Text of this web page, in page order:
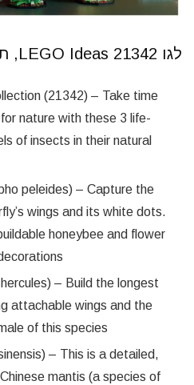
לגו 21342 LEGO Ideas, תיאור מלא
(21342) – Take time
nature with these 3 life-
of insects in their natural
peleides) – Capture the
wings and its white dots.
honeybee and flower
– Build the longest
attachable wings and the
of this species
– This is a detailed,
mantis (a species of